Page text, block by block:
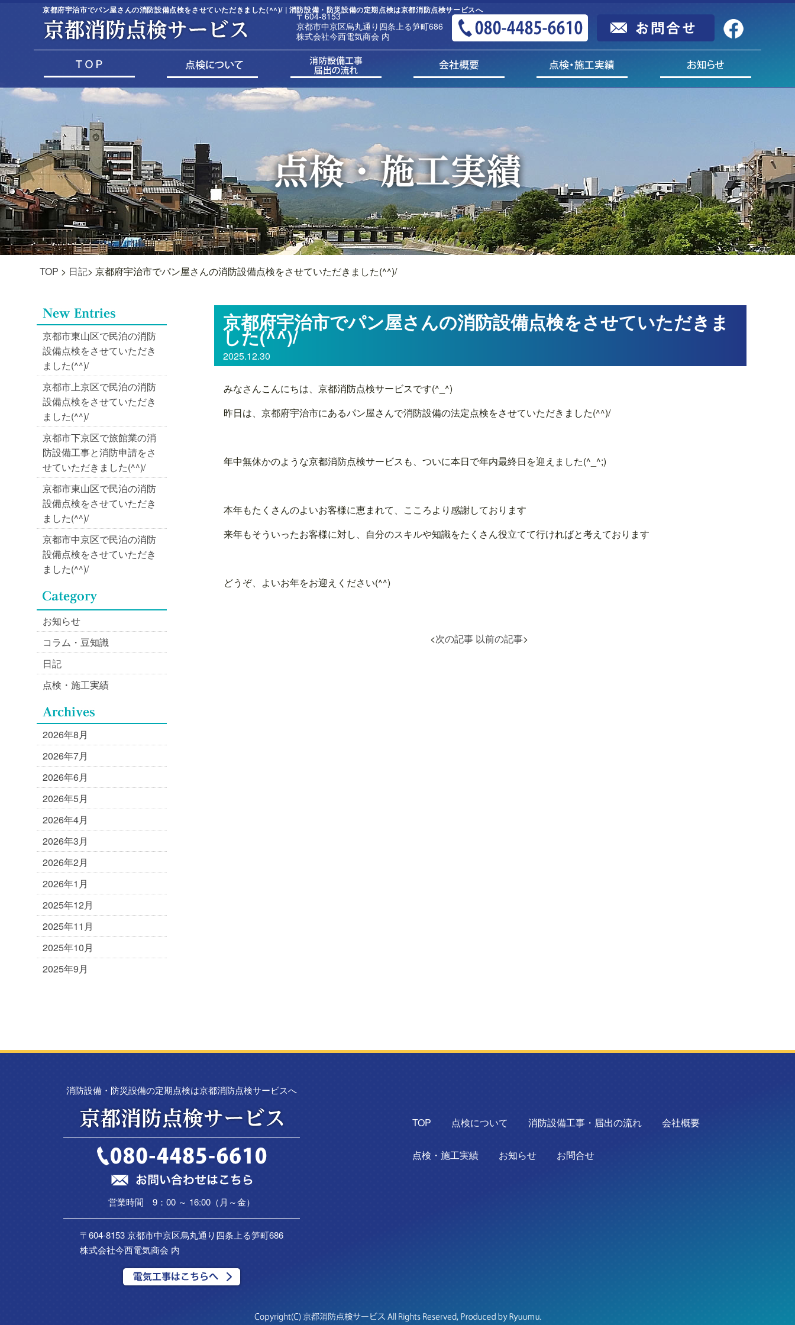
京都府宇治市でパン屋さんの消防設備点検をさせていただきました(^^)/ | 消防設備・防災設備の定期点検は京都消防点検サービスへ
〒604-8153
京都市中京区烏丸通り四条上る笋町686
株式会社今西電気商会 内
TOP > 日記> 京都府宇治市でパン屋さんの消防設備点検をさせていただきました(^^)/
京都市東山区で民泊の消防
設備点検をさせていただき
ました(^^)/
京都市上京区で民泊の消防
設備点検をさせていただき
ました(^^)/
京都市下京区で旅館業の消
防設備工事と消防申請をさ
せていただきました(^^)/
京都市東山区で民泊の消防
設備点検をさせていただき
ました(^^)/
京都市中京区で民泊の消防
設備点検をさせていただき
ました(^^)/
お知らせ
コラム・豆知識
日記
点検・施工実績
2026年8月
2026年7月
2026年6月
2026年5月
2026年4月
2026年3月
2026年2月
2026年1月
2025年12月
2025年11月
2025年10月
2025年9月
京都府宇治市でパン屋さんの消防設備点検をさせていただきま
した(^^)/
2025.12.30
みなさんこんにちは、京都消防点検サービスです(^_^)
昨日は、京都府宇治市にあるパン屋さんで消防設備の法定点検をさせていただきました(^^)/
年中無休かのような京都消防点検サービスも、ついに本日で年内最終日を迎えました(^_^;)
本年もたくさんのよいお客様に恵まれて、こころより感謝しております
来年もそういったお客様に対し、自分のスキルや知識をたくさん役立てて行ければと考えております
どうぞ、よいお年をお迎えください(^^)
<次の記事 以前の記事>
消防設備・防災設備の定期点検は京都消防点検サービスへ
営業時間 9：00 ～ 16:00（月～金）
〒604-8153 京都市中京区烏丸通り四条上る笋町686
株式会社今西電気商会 内
TOP 点検について 消防設備工事・届出の流れ 会社概要
点検・施工実績 お知らせ お問合せ